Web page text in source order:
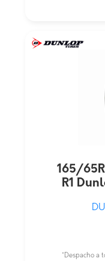
165/
R1
original
actual
*Despacho a